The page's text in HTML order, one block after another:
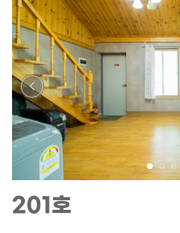
201호